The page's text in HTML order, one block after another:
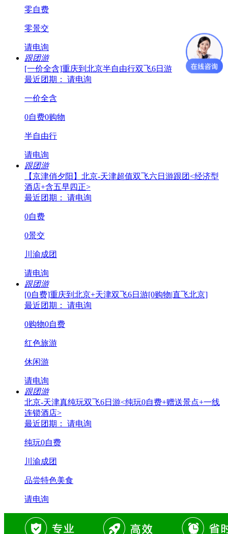
零自费
零景交
请电询
跟团游
[一价全含]重庆到北京半自由行双飞6日游
最近团期： 请电询
一价全含
0自费0购物
半自由行
请电询
跟团游
【京津俏夕阳】北京-天津超值双飞六日游跟团<经济型
酒店+含五早四正>
最近团期： 请电询
0自费
0景交
川渝成团
请电询
跟团游
[0自费]重庆到北京+天津双飞6日游[0购物|直飞北京]
最近团期： 请电询
0购物0自费
红色旅游
休闲游
请电询
跟团游
北京-天津真纯玩双飞6日游<纯玩0自费+赠送景点+一线
连锁酒店>
最近团期： 请电询
纯玩0自费
川渝成团
品尝特色美食
请电询